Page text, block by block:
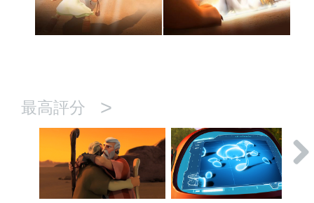
最高評分 >